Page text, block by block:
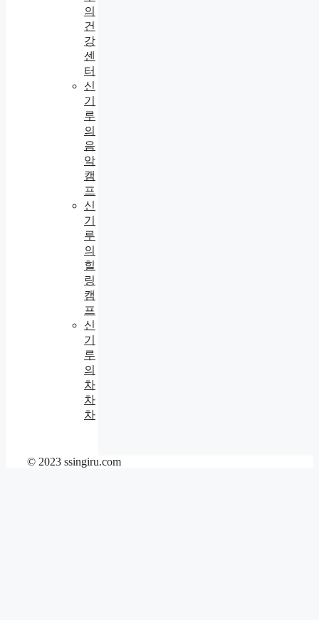
의
건
강
센
터
신
기
루
의
음
악
캠
프
신
기
루
의
힐
링
캠
프
신
기
루
의
차
차
차
© 2023 ssingiru.com